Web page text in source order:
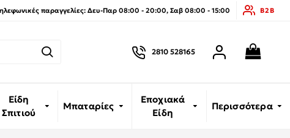
παραγγελίες: Δευ-Παρ 08:00 - 20:00, Σαβ 08:00 - 15:00 B2B
2810 528165
Είδη
Σπιτιού
Μπαταρίες
Εποχιακά
Είδη
Περισσότερα